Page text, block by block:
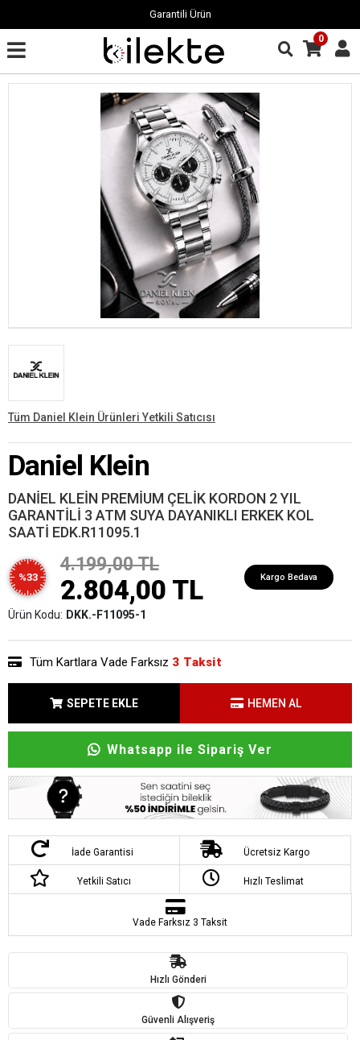
Garantili Ürün
0
Tüm Daniel Klein Ürünleri Yetkili Satıcısı
Daniel Klein
DANİEL KLEİN PREMİUM ÇELİK KORDON 2 YIL
GARANTİLİ 3 ATM SUYA DAYANIKLI ERKEK KOL
SAATİ EDK.R11095.1
%33
4.199,00 TL
2.804,00 TL Kargo Bedava
Ürün Kodu: DKK.-F11095-1
Tüm Kartlara Vade Farksız 3 Taksit
SEPETE EKLE HEMEN AL
Whatsapp ile Sipariş Ver
İade Garantisi Ücretsiz Kargo
Yetkili Satıcı Hızlı Teslimat
Vade Farksız 3 Taksit
Hızlı Gönderi
Güvenli Alışveriş